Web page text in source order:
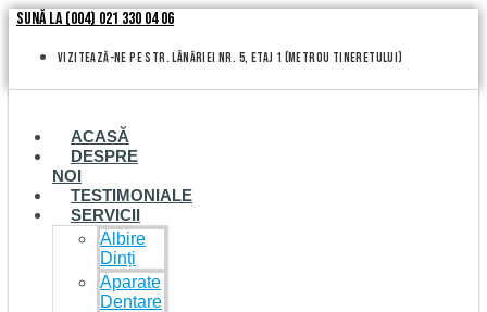
Skip
content
Sună la (004) 021 330 04 06
vizitează-ne pe Str. Lânăriei nr. 5, etaj 1 (metrou Tineretului)
ACASĂ
DESPRE
NOI
TESTIMONIALE
SERVICII
Albire
Dinți
Aparate
Dentare